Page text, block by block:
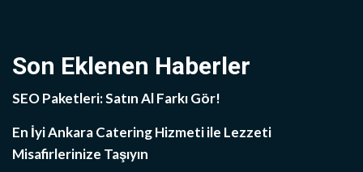
Son Eklenen Haberler
SEO Paketleri: Satın Al Farkı Gör!
En İyi Ankara Catering Hizmeti ile Lezzeti
Misafirlerinize Taşıyın